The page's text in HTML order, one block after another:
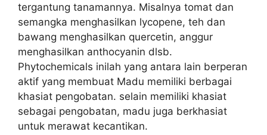
tergantung tanamannya. Misalnya tomat dan
semangka menghasilkan lycopene, teh dan
bawang menghasilkan quercetin, anggur
menghasilkan anthocyanin dlsb.
Phytochemicals inilah yang antara lain berperan
aktif yang membuat Madu memiliki berbagai
khasiat pengobatan. selain memiliki khasiat
sebagai pengobatan, madu juga berkhasiat
untuk merawat kecantikan.